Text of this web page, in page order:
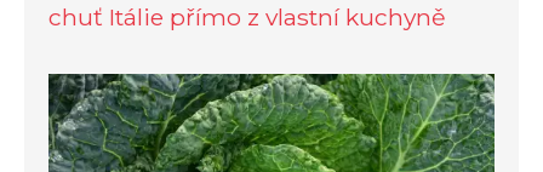
chuť Itálie přímo z vlastní kuchyně